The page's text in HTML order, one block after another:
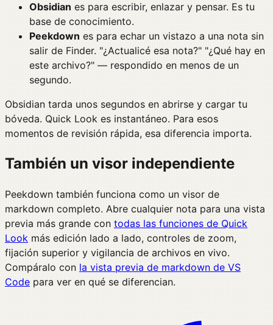
Obsidian es para escribir, enlazar y pensar. Es tu
base de conocimiento.
Peekdown es para echar un vistazo a una nota sin
salir de Finder. "¿Actualicé esa nota?" "¿Qué hay en
este archivo?" — respondido en menos de un
segundo.
Obsidian tarda unos segundos en abrirse y cargar tu
bóveda. Quick Look es instantáneo. Para esos
momentos de revisión rápida, esa diferencia importa.
También un visor independiente
Peekdown también funciona como un visor de
markdown completo. Abre cualquier nota para una vista
previa más grande con todas las funciones de Quick
Look más edición lado a lado, controles de zoom,
fijación superior y vigilancia de archivos en vivo.
Compáralo con la vista previa de markdown de VS
Code para ver en qué se diferencian.